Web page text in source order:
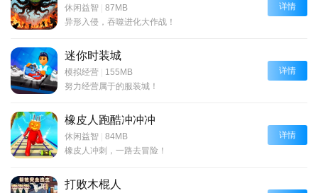
休闲益智 | 87MB
异形入侵，吞噬进化大作战！
详情
迷你时装城
模拟经营 | 155MB
努力经营属于的服装城！
详情
橡皮人跑酷冲冲冲
休闲益智 | 84MB
橡皮人冲刺，一路去冒险！
详情
打败木棍人